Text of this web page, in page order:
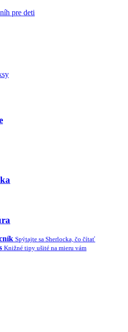
pre deti
Spýtajte sa Sherlocka, čo čítať
Knižné tipy ušité na mieru vám